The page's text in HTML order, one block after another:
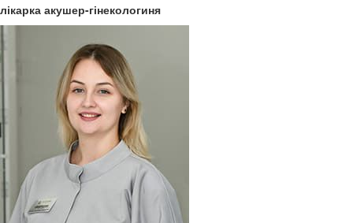
лікарка акушер-гінекологиня